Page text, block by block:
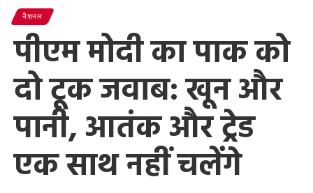
नैशनल
पीएम मोदी का पाक को
दो टूक जवाब: खून और
पानी, आतंक और ट्रेड
एक साथ नहीं चलेंगे